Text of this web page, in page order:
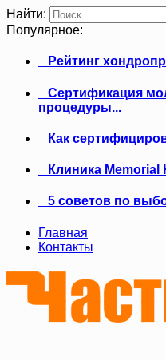
Найти:
Популярное:
Рейтинг
Сертификация
процедуры...
Как
Клиника Memorial
5 советов по
Главная
Контакты